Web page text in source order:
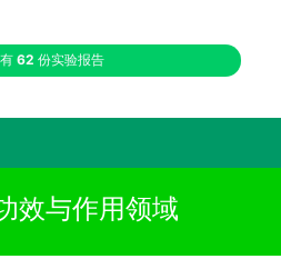
62 份实验报告
效与作用领域